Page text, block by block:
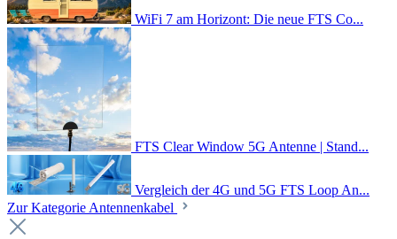
WiFi 7 am Horizont: Die neue FTS Co...
FTS Clear Window 5G Antenne | Stand...
Vergleich der 4G und 5G FTS Loop An...
Zur Kategorie Antennenkabel